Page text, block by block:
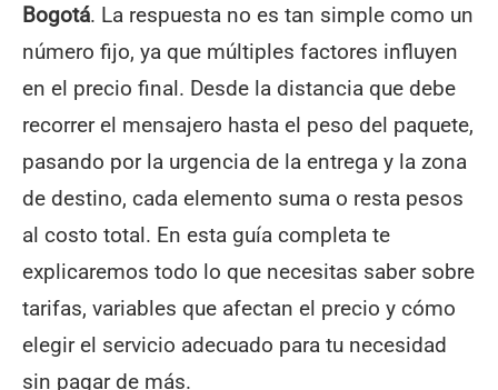
Bogotá. La respuesta no es tan simple como un
número fijo, ya que múltiples factores influyen
en el precio final. Desde la distancia que debe
recorrer el mensajero hasta el peso del paquete,
pasando por la urgencia de la entrega y la zona
de destino, cada elemento suma o resta pesos
al costo total. En esta guía completa te
explicaremos todo lo que necesitas saber sobre
tarifas, variables que afectan el precio y cómo
elegir el servicio adecuado para tu necesidad
sin pagar de más.